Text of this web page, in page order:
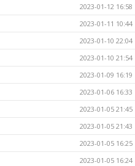
2023-01-12 16:58
2023-01-11 10:44
2023-01-10 22:04
2023-01-10 21:54
2023-01-09 16:19
2023-01-06 16:33
2023-01-05 21:45
2023-01-05 21:43
2023-01-05 16:25
2023-01-05 16:24